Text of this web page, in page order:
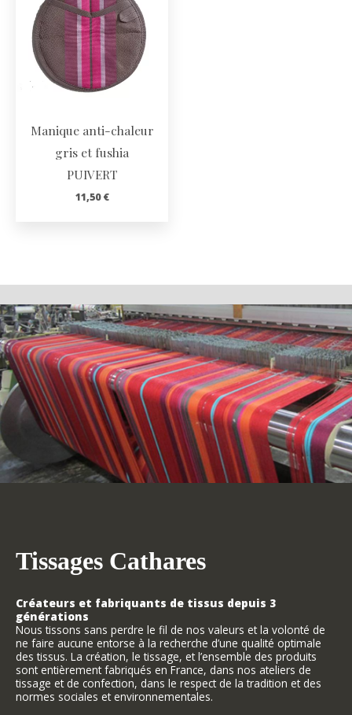
Manique anti-chaleur
gris et fushia
PUIVERT
11,50€
Tissages Cathares
Créateurs et fabriquants de tissus depuis 3
générations
Nous tissons sans perdre le fil de nos valeurs et la volonté de
ne faire aucune entorse à la recherche d’une qualité optimale
des tissus. La création, le tissage, et l’ensemble des produits
sont entièrement fabriqués en France, dans nos ateliers de
tissage et de confection, dans le respect de la tradition et des
normes sociales et environnementales.